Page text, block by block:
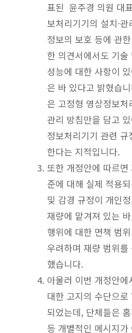
표된 윤주경 의원 대
보처리기기의 설치·
정보의 보호 등에 관
한 의견서에서도 기술
성능에 대한 사항이
은 바 있다고 밝혔습
은 고정형 영상정보처
관리 방침만을 담고
정보처리기기 관련
한다는 지적입니다.
또한 개정안에 따르면
준에 대해 실제 적용
및 감경 규정이 개인
재량에 맡겨져 있는
행위에 대한 면책 범
우려하며 재량 범위
했습니다.
아울러 이번 개정안에
대한 고지의 수단으로
되었는데, 단체들은
등 개별적인 메시지가